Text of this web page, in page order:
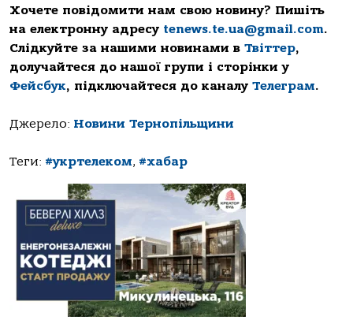
Хочете повідомити нам свою новину? Пишіть
на електронну адресу tenews.te.ua@gmail.com.
Слідкуйте за нашими новинами в Твіттер,
долучайтеся до нашої групи і сторінки у
Фейсбук, підключайтеся до каналу Телеграм.
Джерело: Новини Тернопільщини
Теги: #укртелеком, #хабар